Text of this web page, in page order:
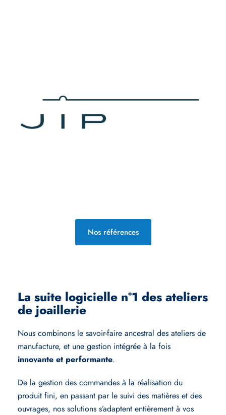
Nos références
La suite logicielle n°1 des ateliers
de joaillerie
Nous combinons le savoir-faire ancestral des ateliers de
manufacture, et une gestion intégrée à la fois
innovante et performante.
De la gestion des commandes à la réalisation du
produit fini, en passant par le suivi des matières et des
ouvrages, nos solutions s’adaptent entièrement à vos